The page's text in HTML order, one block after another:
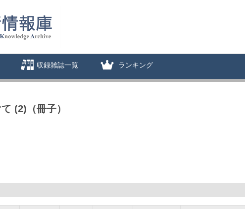
収録雑誌一覧 ランキング
(2)（冊子）